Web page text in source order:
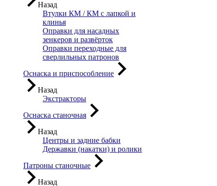
Назад
Втулки КМ / КМ с лапкой и
клинья
Оправки для насадных
зенкеров и развёрток
Оправки переходные для
сверлильных патронов
Оснаска и приспособление
Назад
Экстракторы
Оснаска станочная
Назад
Центры и задние бабки
Державки (накатки) и ролики
Патроны станочные
Назад